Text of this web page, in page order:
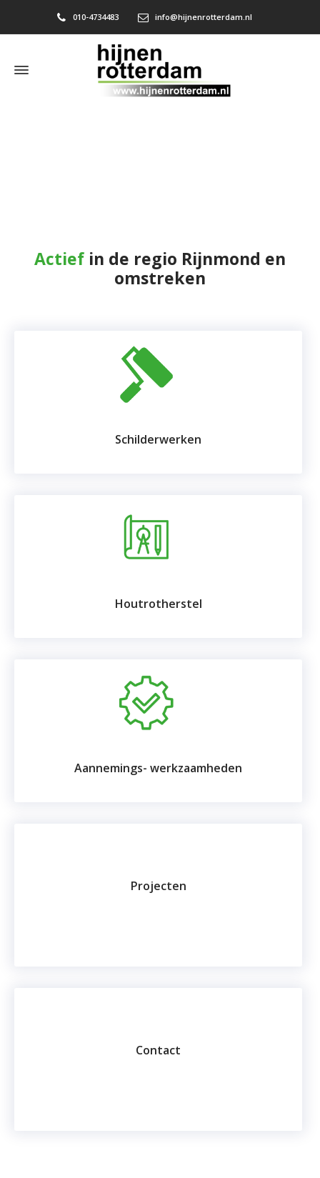
010-4734483 info@hijnenrotterdam.nl
Actief in de regio Rijnmond en
omstreken
Schilderwerken
Houtrotherstel
Aannemings- werkzaamheden
Projecten
Contact